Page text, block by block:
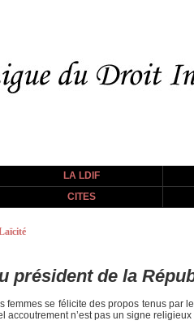
LA LDIF
CITES
président de la
femmes se félicite des propos tenus
accoutrement n’est pas un signe